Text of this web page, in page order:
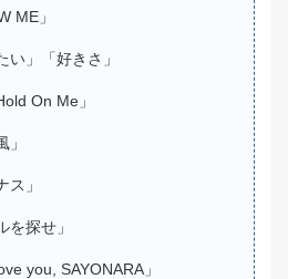
ME」
」「好きさ」
On Me」
」
探せ」
you, SAYONARA」